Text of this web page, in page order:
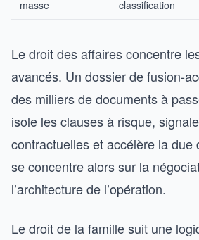
masse
classification
Le droit des affaires concentre
avancés. Un dossier de fusion-
des milliers de documents à
isole les clauses à risque,
contractuelles et accélère la due
se concentre alors sur la
l’architecture de l’opération.
Le droit de la famille suit une